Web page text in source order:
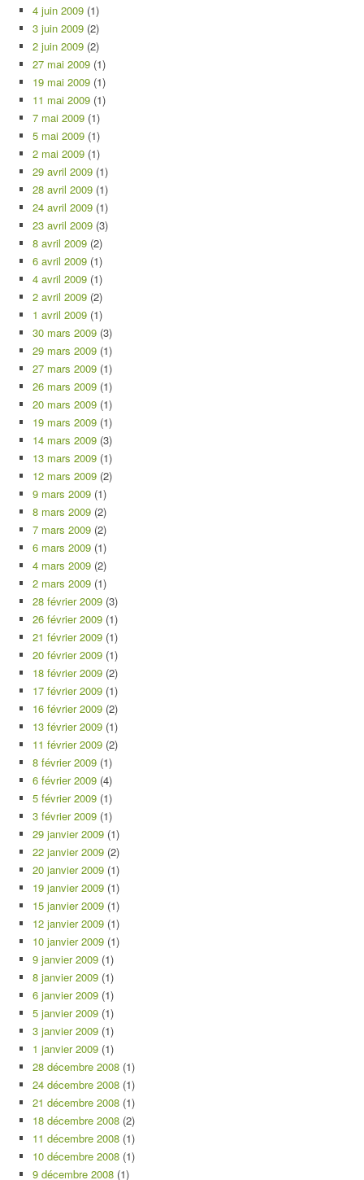
4 juin 2009 (1)
3 juin 2009 (2)
2 juin 2009 (2)
27 mai 2009 (1)
19 mai 2009 (1)
11 mai 2009 (1)
7 mai 2009 (1)
5 mai 2009 (1)
2 mai 2009 (1)
29 avril 2009 (1)
28 avril 2009 (1)
24 avril 2009 (1)
23 avril 2009 (3)
8 avril 2009 (2)
6 avril 2009 (1)
4 avril 2009 (1)
2 avril 2009 (2)
1 avril 2009 (1)
30 mars 2009 (3)
29 mars 2009 (1)
27 mars 2009 (1)
26 mars 2009 (1)
20 mars 2009 (1)
19 mars 2009 (1)
14 mars 2009 (3)
13 mars 2009 (1)
12 mars 2009 (2)
9 mars 2009 (1)
8 mars 2009 (2)
7 mars 2009 (2)
6 mars 2009 (1)
4 mars 2009 (2)
2 mars 2009 (1)
28 février 2009 (3)
26 février 2009 (1)
21 février 2009 (1)
20 février 2009 (1)
18 février 2009 (2)
17 février 2009 (1)
16 février 2009 (2)
13 février 2009 (1)
11 février 2009 (2)
8 février 2009 (1)
6 février 2009 (4)
5 février 2009 (1)
3 février 2009 (1)
29 janvier 2009 (1)
22 janvier 2009 (2)
20 janvier 2009 (1)
19 janvier 2009 (1)
15 janvier 2009 (1)
12 janvier 2009 (1)
10 janvier 2009 (1)
9 janvier 2009 (1)
8 janvier 2009 (1)
6 janvier 2009 (1)
5 janvier 2009 (1)
3 janvier 2009 (1)
1 janvier 2009 (1)
28 décembre 2008 (1)
24 décembre 2008 (1)
21 décembre 2008 (1)
18 décembre 2008 (2)
11 décembre 2008 (1)
10 décembre 2008 (1)
9 décembre 2008 (1)